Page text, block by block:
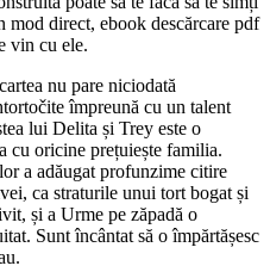
mod direct, ebook descărcare pdf
vin cu ele.
nu pare niciodată
împreună cu un talent
lui Delita și Trey este o
cu oricine prețuiește familia.
a adăugat profunzime citire
ca straturile unui tort bogat și
și a Urme pe zăpadă o
Sunt încântat să o împărtășesc